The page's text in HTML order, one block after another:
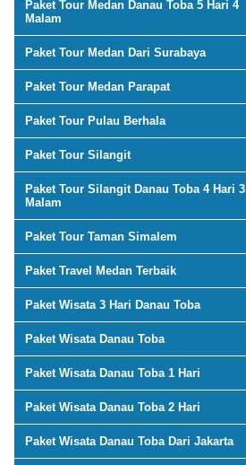
Paket Tour Medan Danau Toba 5 Hari 4
Malam
Paket Tour Medan Dari Surabaya
Paket Tour Medan Parapat
Paket Tour Pulau Berhala
Paket Tour Silangit
Paket Tour Silangit Danau Toba 4 Hari 3
Malam
Paket Tour Taman Simalem
Paket Travel Medan Terbaik
Paket Wisata 3 Hari Danau Toba
Paket Wisata Danau Toba
Paket Wisata Danau Toba 1 Hari
Paket Wisata Danau Toba 2 Hari
Paket Wisata Danau Toba Dari Jakarta